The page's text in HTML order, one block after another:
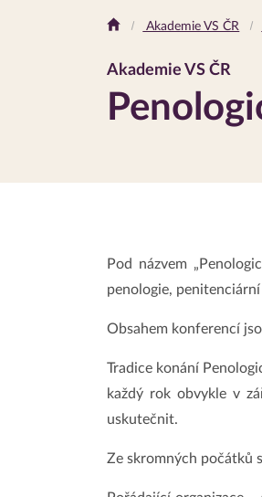
Drobečková
Akademie VS ČR
Akademie VS ČR
Pod názvem
penologie,
Obsahem konferencí
Tradice konání
každý rok obvykle v
uskutečnit.
Ze skromných počátků